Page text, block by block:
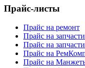
Прайс-листы
Прайс на ремонт
Прайс на
Прайс на
Прайс на
Прайс на